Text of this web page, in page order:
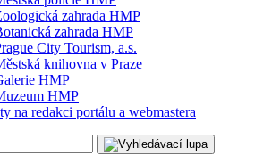
zahrada HMP
zahrada HMP
City Tourism, a.s.
knihovna v Praze
HMP
HMP
na redakci portálu a webmastera